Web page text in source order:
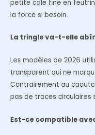
petite cale fine en
la force si besoin.
La tringle va-t-elle
Les modèles de 2026
transparent qui ne
Contrairement au
pas de traces circulaires
Est-ce compatible